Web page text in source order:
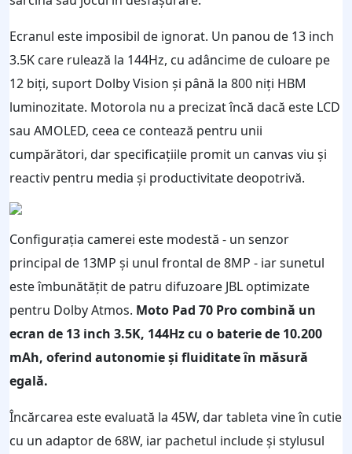
Ecranul este imposibil de ignorat. Un panou de 13 inch
3.5K care rulează la 144Hz, cu adâncime de culoare pe
12 biți, suport Dolby Vision și până la 800 niți HBM
luminozitate. Motorola nu a precizat încă dacă este LCD
sau AMOLED, ceea ce contează pentru unii
cumpărători, dar specificațiile promit un canvas viu și
reactiv pentru media și productivitate deopotrivă.
Configurația camerei este modestă - un senzor
principal de 13MP și unul frontal de 8MP - iar sunetul
este îmbunătățit de patru difuzoare JBL optimizate
pentru Dolby Atmos. Moto Pad 70 Pro combină un
ecran de 13 inch 3.5K, 144Hz cu o baterie de 10.200
mAh, oferind autonomie și fluiditate în măsură
egală.
Încărcarea este evaluată la 45W, dar tableta vine în cutie
cu un adaptor de 68W, iar pachetul include și stylusul